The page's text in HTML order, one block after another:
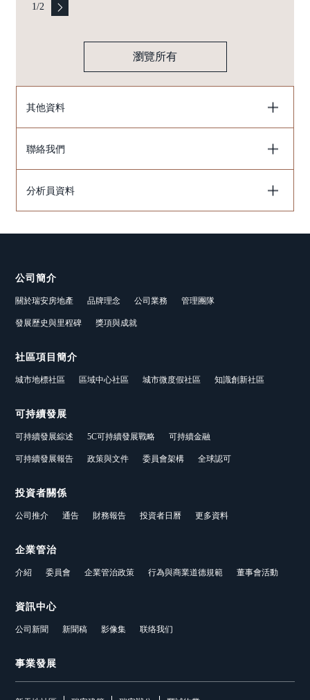
1/2
瀏覽所有
其他資料
聯絡我們
分析員資料
公司簡介
關於瑞安房地產 品牌理念 公司業務 管理團隊
發展歷史與里程碑 獎項與成就
社區項目簡介
城市地標社區 區域中心社區 城市微度假社區 知識創新社區
可持續發展
可持續發展綜述 5C可持續發展戰略 可持續金融
可持續發展報告 政策與文件 委員會架構 全球認可
投資者關係
公司推介 通告 財務報告 投資者日曆 更多資料
企業管治
介紹 委員會 企業管治政策 行為與商業道德規範 董事會活動
資訊中心
公司新聞 新聞稿 影像集 联络我们
事業發展